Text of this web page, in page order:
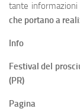
tante informazioni
che portano a
Info
Festival del
(PR)
Pagina